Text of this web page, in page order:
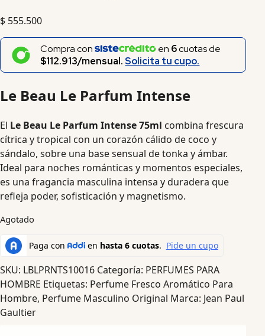
$ 555.500
Compra con en 6cuotas de
$112.913/mensual.Solicita tu cupo.
Le Beau Le Parfum Intense
El Le Beau Le Parfum Intense 75ml combina frescura
cítrica y tropical con un corazón cálido de coco y
sándalo, sobre una base sensual de tonka y ámbar.
Ideal para noches románticas y momentos especiales,
es una fragancia masculina intensa y duradera que
refleja poder, sofisticación y magnetismo.
Agotado
SKU: LBLPRNTS10016 Categoría: PERFUMES PARA
HOMBRE Etiquetas: Perfume Fresco Aromático Para
Hombre, Perfume Masculino Original Marca: Jean Paul
Gaultier